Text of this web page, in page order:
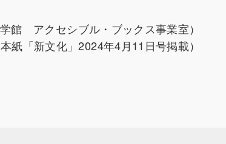
学館 アクセシブル・ブックス事業室）
本紙「新文化」2024年4月11日号掲載）